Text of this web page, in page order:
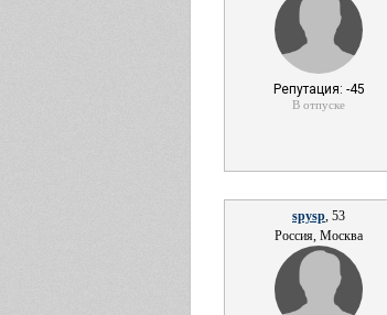
Репутация: -45
В отпуске
spysp, 53
Россия, Москва